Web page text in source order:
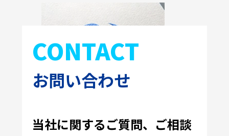
羽ばたこう！
CONTACT
お問い合わせ
当社に関するご質問、ご相談